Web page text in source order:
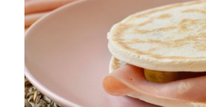
AGGIUNGI AL CARRELLO